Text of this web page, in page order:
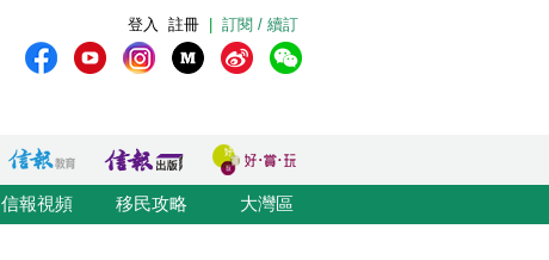
訂閱 / 續訂
註冊
登入
信報視頻 移民攻略 大灣區